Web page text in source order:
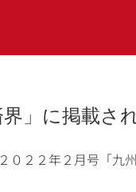
」に掲載さ
０２２年２月号「九